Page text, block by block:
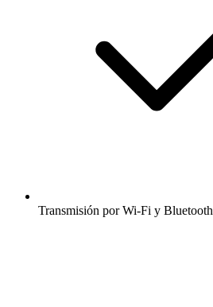
Transmisión por Wi-Fi y Bluetooth